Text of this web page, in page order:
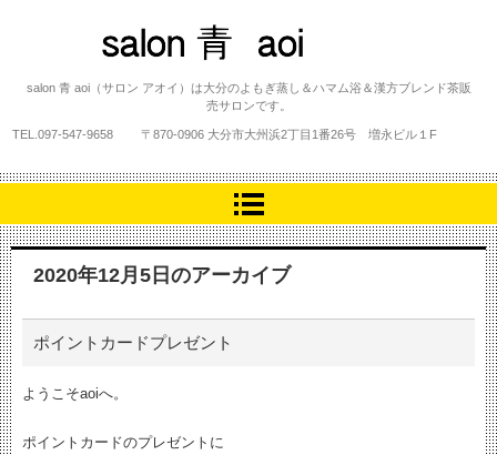
salon 青 aoi
salon 青 aoi（サロン アオイ）は大分のよもぎ蒸し＆ハマム浴＆漢方ブレンド茶販
売サロンです。
TEL. 097-547-9658 〒870-0906 大分市大州浜2丁目1番26号 増永ビル１F
2020年12月5日 のアーカイブ
ポイントカードプレゼント
ようこそaoiへ。
ポイントカードのプレゼントに